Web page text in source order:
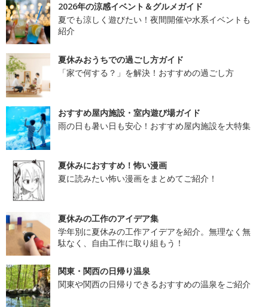
2026年の涼感イベント＆グルメガイド
夏でも涼しく遊びたい！夜間開催や水系イベントも
紹介
夏休みおうちでの過ごし方ガイド
「家で何する？」を解決！おすすめの過ごし方
おすすめ屋内施設・室内遊び場ガイド
雨の日も暑い日も安心！おすすめ屋内施設を大特集
夏休みにおすすめ！怖い漫画
夏に読みたい怖い漫画をまとめてご紹介！
夏休みの工作のアイデア集
学年別に夏休みの工作アイデアを紹介。無理なく無
駄なく、自由工作に取り組もう！
関東・関西の日帰り温泉
関東や関西の日帰りできるおすすめの温泉をご紹介